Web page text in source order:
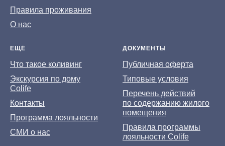
Правила проживания
О нас
ЕЩЁ
Что такое коливинг
Экскурсия по дому
Colife
Контакты
Программа лояльности
СМИ о нас
ДОКУМЕНТЫ
Публичная оферта
Типовые условия
Перечень действий
по содержанию жилого
помещения
Правила программы
лояльности Colife